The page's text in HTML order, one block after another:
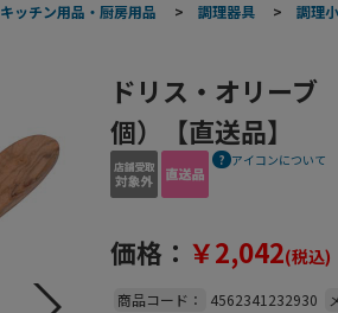
キッチン用品・厨房用品 > 調理器具 > 調理
ドリス・オリー
個）【直送品】
アイコンについて
価格： ￥2,042(税込)
商品コード： 4562341232930